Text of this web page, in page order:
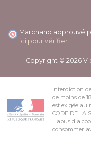
Marchand approuvé
ici pour vérifier
Copyright © 2026 V
Interdiction
de moins de
est exigée au
CODE DE LA
L'abus
consommer